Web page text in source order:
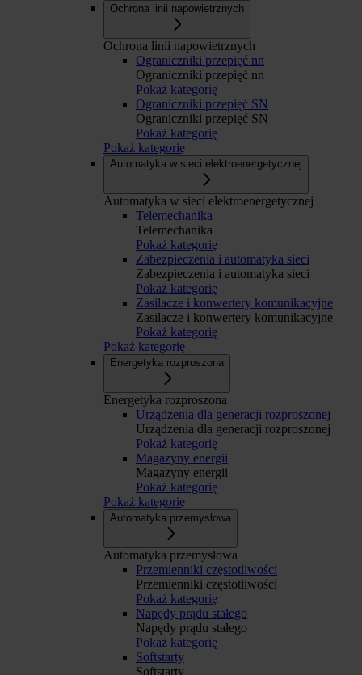
Ochrona linii napowietrznych
Ochrona linii napowietrznych
Ograniczniki przepięć nn
Ograniczniki przepięć nn
Pokaż kategorię
Ograniczniki przepięć SN
Ograniczniki przepięć SN
Pokaż kategorię
Pokaż kategorię
Automatyka w sieci elektroenergetycznej
Automatyka w sieci elektroenergetycznej
Telemechanika
Telemechanika
Pokaż kategorię
Zabezpieczenia i automatyka sieci
Zabezpieczenia i automatyka sieci
Pokaż kategorię
Zasilacze i konwertery komunikacyjne
Zasilacze i konwertery komunikacyjne
Pokaż kategorię
Pokaż kategorię
Energetyka rozproszona
Energetyka rozproszona
Urządzenia dla generacji rozproszonej
Urządzenia dla generacji rozproszonej
Pokaż kategorię
Magazyny energii
Magazyny energii
Pokaż kategorię
Pokaż kategorię
Automatyka przemysłowa
Automatyka przemysłowa
Przemienniki częstotliwości
Przemienniki częstotliwości
Pokaż kategorię
Napędy prądu stałego
Napędy prądu stałego
Pokaż kategorię
Softstarty
Softstarty